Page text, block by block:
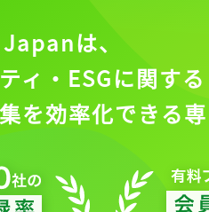
は、
ィ・ESGに関する
を効率化できる